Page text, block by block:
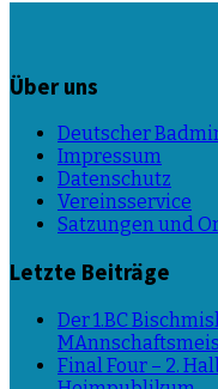
Über uns
Deutscher
Impressum
Datenschutz
Vereinsservice
Satzungen und
Letzte Beiträge
Der 1.BC
Final Four – 2.